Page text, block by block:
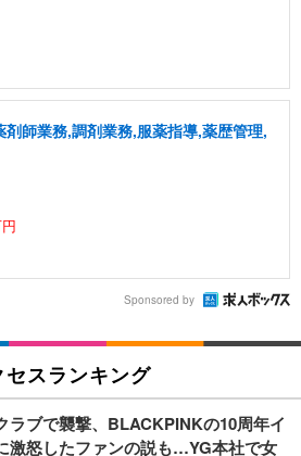
師業務,調剤業務,服薬指導,薬歴管理,
Sponsored by
セスランキング
ラブで襲撃、BLACKPINKの10周年イ
激怒したファンの説も…YG本社で女